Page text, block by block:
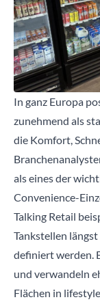
In ganz Europa
zunehmend als
die Komfort,
als eines der
Convenience-
Talking Retail
Tankstellen
definiert werden.
und verwandeln
Flächen in